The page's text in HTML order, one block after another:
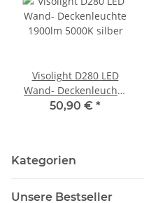
Visolight D280 LED
Wand- Deckenleuchte
1900lm 5000K silber
50,90 € *
Kategorien
Unsere Bestseller